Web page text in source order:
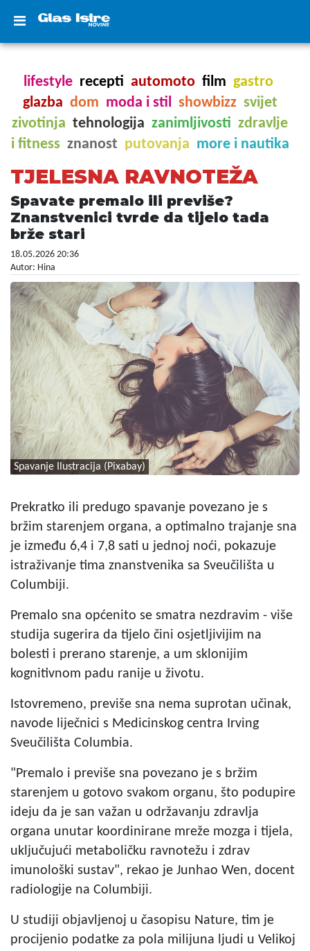
lifestyle recepti automoto film gastro
glazba dom moda i stil showbizz svijet
zivotinja tehnologija zanimljivosti zdravlje
i fitness znanost putovanja more i nautika
TJELESNA RAVNOTEŽA
Spavate premalo ili previše?
Znanstvenici tvrde da tijelo tada
brže stari
18.05.2026 20:36
Autor: Hina
Spavanje Ilustracija (Pixabay)
Prekratko ili predugo spavanje povezano je s
bržim starenjem organa, a optimalno trajanje sna
je između 6,4 i 7,8 sati u jednoj noći, pokazuje
istraživanje tima znanstvenika sa Sveučilišta u
Columbiji.
Premalo sna općenito se smatra nezdravim - više
studija sugerira da tijelo čini osjetljivijim na
bolesti i prerano starenje, a um sklonijim
kognitivnom padu ranije u životu.
Istovremeno, previše sna nema suprotan učinak,
navode liječnici s Medicinskog centra Irving
Sveučilišta Columbia.
"Premalo i previše sna povezano je s bržim
starenjem u gotovo svakom organu, što podupire
ideju da je san važan u održavanju zdravlja
organa unutar koordinirane mreže mozga i tijela,
uključujući metaboličku ravnotežu i zdrav
imunološki sustav", rekao je Junhao Wen, docent
radiologije na Columbiji.
U studiji objavljenoj u časopisu Nature, tim je
procijenio podatke za pola milijuna ljudi u Velikoj